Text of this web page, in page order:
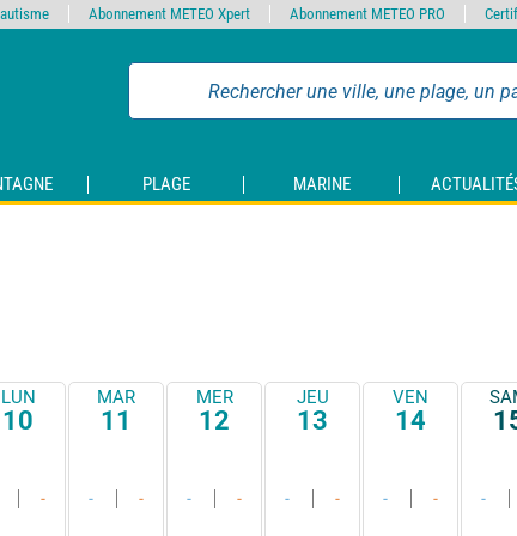
PLAGE MARINE
LUN
10
-
MAR
11
- -
MER
12
- -
JEU
13
- -
VEN
14
- - -
Abonnement METEO Xpert Abonnement METEO PRO